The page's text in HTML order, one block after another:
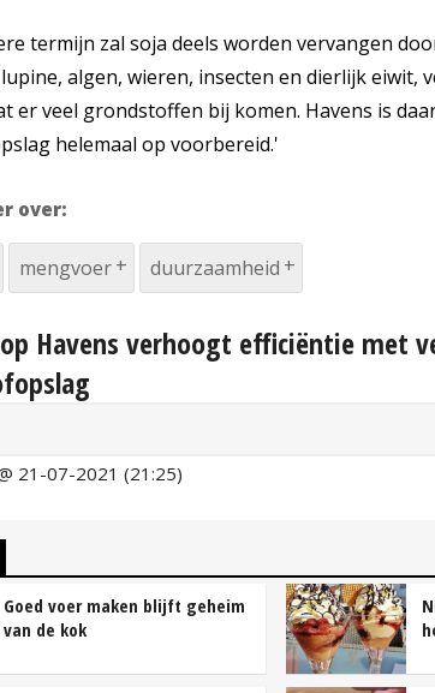
termijn zal soja deels worden vervangen
algen, wieren, insecten en dierlijk eiwit,
er veel grondstoffen bij komen. Havens is
helemaal op voorbereid.'
over:
mengvoer duurzaamheid
Havens verhoogt efficiëntie met
21-07-2021 (21:25)
Goed voer maken blijft geheim
van de kok